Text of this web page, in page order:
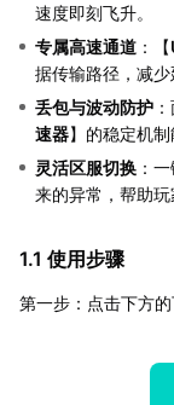
速度即刻飞升。
专属高速通道 ：【
据传输路径，减少
丢包与波动防护
速器】的稳定机
灵活区服切换 ：
来的异常，帮助玩
1.1 使用步骤
第一步：点击下方